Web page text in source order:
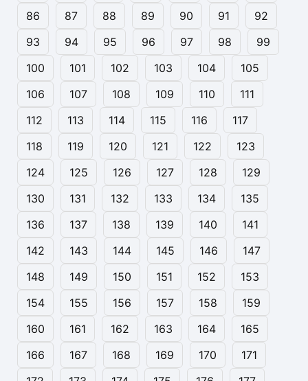
86
87 88 89 90 91
92
93
94 95 96 97 98
99
100
101 102 103 104
105
106
107 108 109 110
111
112
113 114 115 116
117
118
119 120 121 122
123
124
125 126 127 128
129
130
131 132 133 134
135
136
137 138 139 140
141
142
143 144 145 146
147
148
149 150 151 152
153
154
155 156 157 158
159
160
161 162 163 164
165
166
167 168 169 170
171